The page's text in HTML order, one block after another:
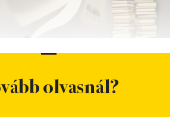
olvasnál?